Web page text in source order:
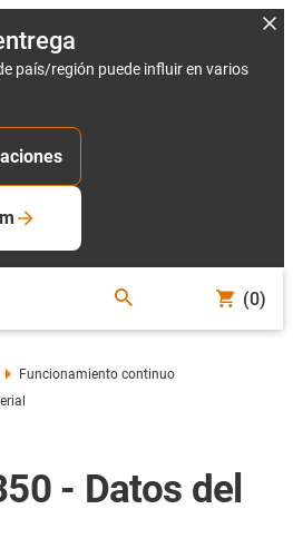
país/región puede influir en varios
(0)
Funcionamiento continuo
- Datos del